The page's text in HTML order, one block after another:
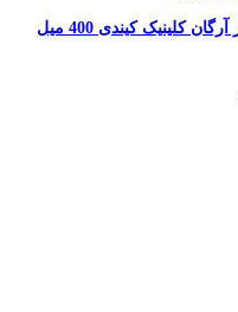
کلینیک کیندی 400 میل